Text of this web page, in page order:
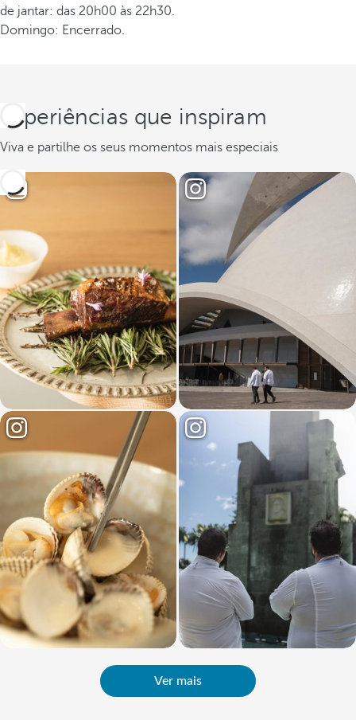
de jantar: das 20h00 às 22h30.
Domingo: Encerrado.
Experiências que inspiram
Viva e partilhe os seus momentos mais especiais
Ver mais